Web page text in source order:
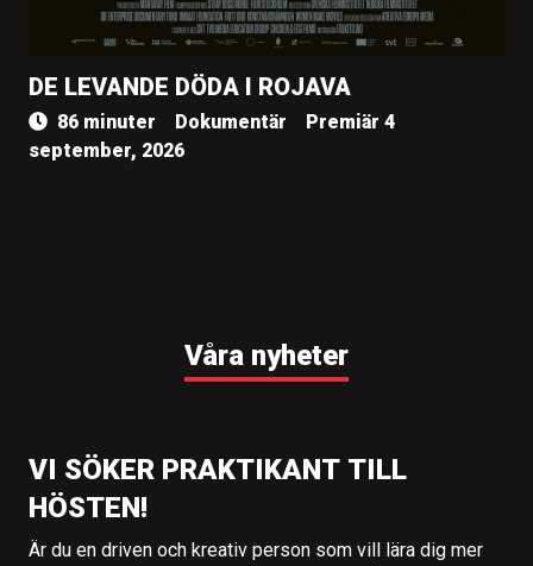
DE LEVANDE DÖDA I ROJAVA
86 minuter Dokumentär
Premiär 4
september, 2026
Våra nyheter
VI SÖKER PRAKTIKANT TILL
HÖSTEN!
Är du en driven och kreativ person som vill lära dig mer